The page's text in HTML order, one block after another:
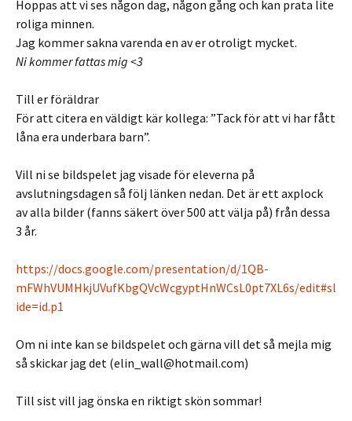
Hoppas att vi ses någon dag, någon gång och kan prata lite
roliga minnen.
Jag kommer sakna varenda en av er otroligt mycket.
Ni kommer fattas mig <3
Till er föräldrar
För att citera en väldigt kär kollega: ”Tack för att vi har fått
låna era underbara barn”.
Vill ni se bildspelet jag visade för eleverna på
avslutningsdagen så följ länken nedan. Det är ett axplock
av alla bilder (fanns säkert över 500 att välja på) från dessa
3 år.
https://docs.google.com/presentation/d/1QB-
mFWhVUMHkjUVufKbgQVcWcgyptHnWCsL0pt7XL6s/edit#sl
ide=id.p1
Om ni inte kan se bildspelet och gärna vill det så mejla mig
så skickar jag det (elin_wall@hotmail.com)
Till sist vill jag önska en riktigt skön sommar!